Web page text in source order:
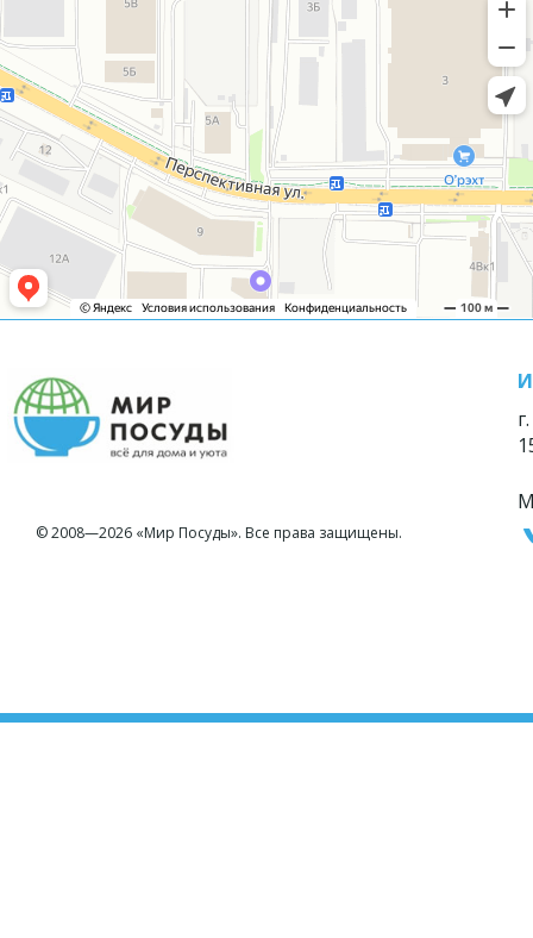
© 2008—2026 «Мир Посуды». Все права защищены.